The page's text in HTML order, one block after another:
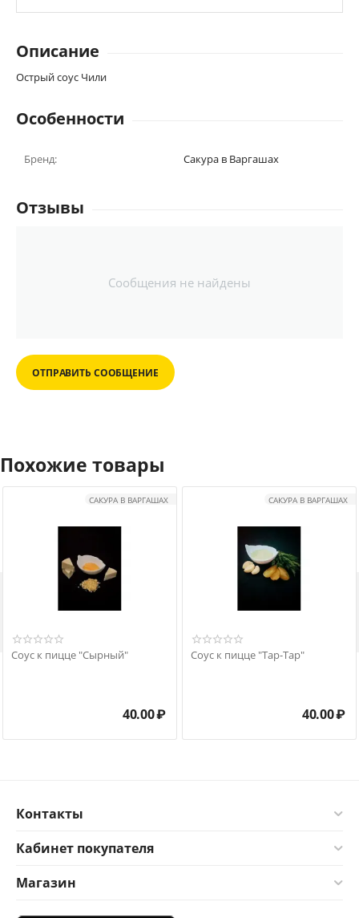
Описание
Острый соус Чили
Особенности
Бренд: Сакура в Варгашах
Отзывы
Сообщения не найдены
ОТПРАВИТЬ СООБЩЕНИЕ
Похожие товары
САКУРА В ВАРГАШАХ
Соус к пицце "Сырный"
40.00₽
САКУРА В ВАРГАШАХ
Соус к пицце "Тар-Тар"
40.00₽
Контакты
Кабинет покупателя
Магазин